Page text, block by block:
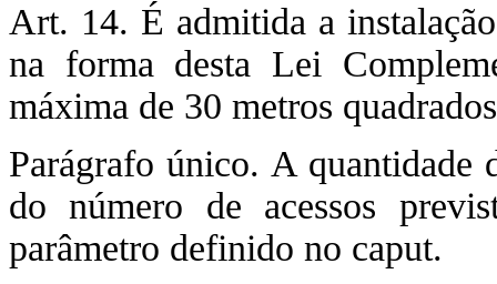
Art. 14. É admitida a
na forma desta Lei
máxima de 30 metros
Parágrafo único. A quantidade
do número de acessos
parâmetro definido no caput.